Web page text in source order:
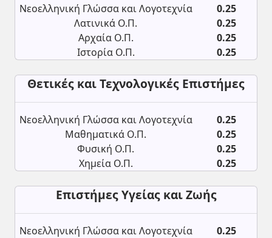
Νεοελληνική Γλώσσα και Λογοτεχνία
0.25
Λατινικά Ο.Π.
0.25
Αρχαία Ο.Π.
0.25
Ιστορία Ο.Π.
0.25
Θετικές και Τεχνολογικές Επιστήμες
Νεοελληνική Γλώσσα και Λογοτεχνία
0.25
Μαθηματικά Ο.Π.
0.25
Φυσική Ο.Π.
0.25
Χημεία Ο.Π.
0.25
Επιστήμες Υγείας και Ζωής
Νεοελληνική Γλώσσα και Λογοτεχνία
0.25